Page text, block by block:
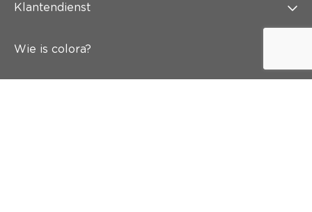
Klantendienst
Wie is colora?